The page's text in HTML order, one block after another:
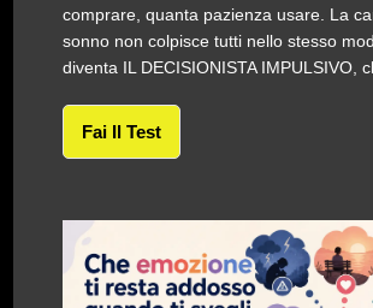
comprare, quanta pazienza usare. La
sonno non colpisce tutti nello stesso
diventa IL DECISIONISTA IMPULSIVO,
Fai Il Test